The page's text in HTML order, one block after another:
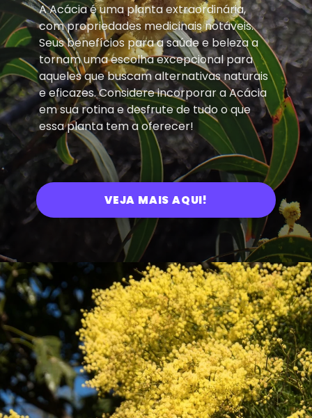
A Acácia é uma planta extraordinária,
com propriedades medicinais notáveis.
Seus benefícios para a saúde e beleza a
tornam uma escolha excepcional para
aqueles que buscam alternativas naturais
e eficazes. Considere incorporar a Acácia
em sua rotina e desfrute de tudo o que
essa planta tem a oferecer!
VEJA MAIS AQUI!